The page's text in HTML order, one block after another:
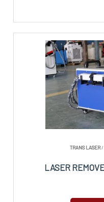
TRANS LASER/
LASER